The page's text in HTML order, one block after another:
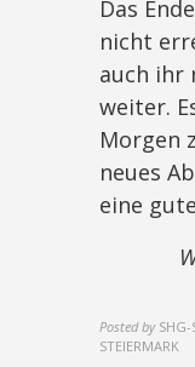
Das
nicht
auch ihr
weiter.
Morgen
neues
eine
Posted by SHG-
STEIERMARK